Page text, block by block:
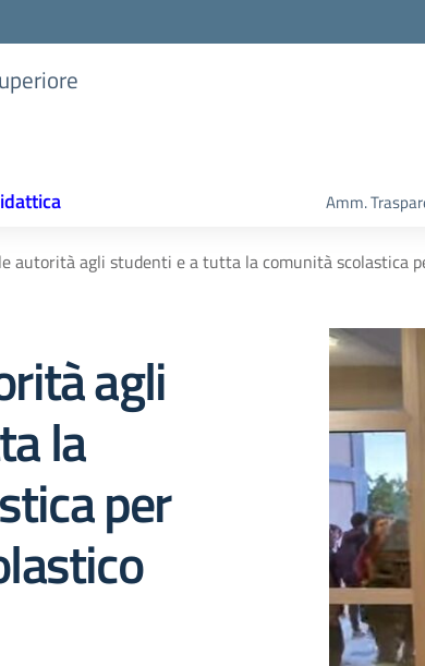
Amm.
autorità agli studenti e a tutta la comunità scolastica
agli
la
per